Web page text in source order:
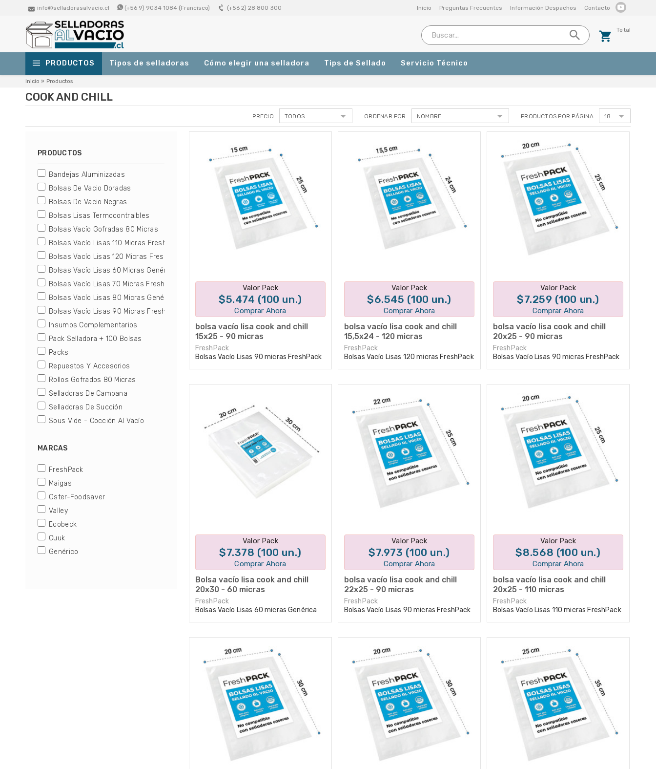
info@selladorasalvacio.cl (+56 9) 9034 1084 (Francisco) (+56 2) 28 800 300 Inicio Preguntas Frecuentes Información Despachos Contacto
Total
PRODUCTOS
Externo)
Para uso doméstico y pequeños negocios.
Selladoras Profesionales de
Para usar con selladoras al vacío
profesionales de campana.
Bolsas de Vacío Gofradas para
Selladoras de Succión
Para utilizar con selladoras caseras y
selladoras profesionales de succión.
Rollos de Vacío Gofrados
profesionales.
Insumos Complementarios
Bandejas Aluminizadas, film plástico, guantes
de nitriol, bolsas doypack y otros insumos para
el hogar o emprendimientos gastronómicos.
Sous Vide - Termocirculadores
técnica Sous Vide (cocción al vacío)
Repuestos y Accesorios
Tipos de selladoras Cómo elegir una selladora Tips de Sellado Servicio Técnico
Productos
Selladoras De Succion (Vacio Externo)
Selladoras Profesionales De Campana
Bolsas De Vacio Lisas
Bolsas De Vacio Gofradas
Rollos De Vacio Gofrados
Repuestos Y Accesorios
Sous Vide - Cocción Al Vacío
Tipos de selladoras
Tips de Sellado
Inicio » Productos
COOK AND CHILL
PRECIO ORDENAR POR PRODUCTOS POR PÁGINA
PRODUCTOS
Bandejas Aluminizadas
Bolsas De Vacio Doradas
Bolsas De Vacio Negras
Bolsas Lisas Termocontraibles
Bolsas Vacío Gofradas 80 Micras
Bolsas Vacío Lisas 110 Micras FreshPack
Bolsas Vacío Lisas 120 Micras FreshPack
Bolsas Vacío Lisas 60 Micras Genérica
Bolsas Vacío Lisas 70 Micras FreshPack
Bolsas Vacío Lisas 80 Micras Genérica (Solo Envasado)
Bolsas Vacío Lisas 90 Micras FreshPack
Insumos Complementarios
Pack Selladora + 100 Bolsas
Packs
Repuestos Y Accesorios
Rollos Gofrados 80 Micras
Selladoras De Campana
Selladoras De Succión
Sous Vide - Cocción Al Vacío
MARCAS
FreshPack
Maigas
Oster-Foodsaver
Valley
Ecobeck
Cuuk
Genérico
Disponible en 1 variantes
Valor Pack
$5.474 (100 un.)
Comprar Ahora
bolsa vacío lisa cook and chill
15x25 - 90 micras
FreshPack
Bolsas Vacío Lisas 90 micras FreshPack
Disponible en 1 variantes
Valor Pack
$6.545 (100 un.)
Comprar Ahora
bolsa vacío lisa cook and chill
15,5x24 - 120 micras
FreshPack
Bolsas Vacío Lisas 120 micras FreshPack
Disponible en 1 variantes
Valor Pack
$7.259 (100 un.)
Comprar Ahora
bolsa vacío lisa cook and chill
20x25 - 90 micras
FreshPack
Bolsas Vacío Lisas 90 micras FreshPack
Disponible en 1 variantes
Valor Pack
$7.378 (100 un.)
Comprar Ahora
Bolsa vacío lisa cook and chill
20x30 - 60 micras
FreshPack
Bolsas Vacío Lisas 60 micras Genérica
Disponible en 1 variantes
Valor Pack
$7.973 (100 un.)
Comprar Ahora
bolsa vacío lisa cook and chill
22x25 - 90 micras
FreshPack
Bolsas Vacío Lisas 90 micras FreshPack
Disponible en 1 variantes
Valor Pack
$8.568 (100 un.)
Comprar Ahora
bolsa vacío lisa cook and chill
20x25 - 110 micras
FreshPack
Bolsas Vacío Lisas 110 micras FreshPack